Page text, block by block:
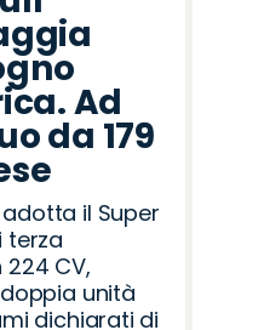
Ad
da 179
il Super
terza
CV,
doppia unità
dichiarati di